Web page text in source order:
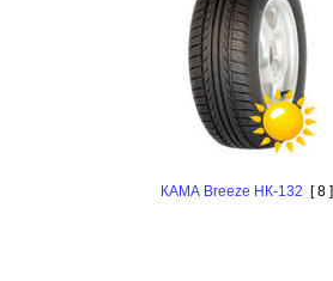
КАМА Breeze НК-132 [ 8 ]